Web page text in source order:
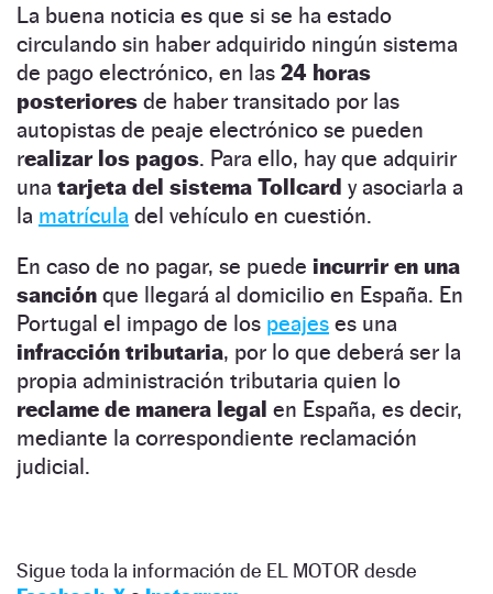
La buena noticia es que si se ha estado
circulando sin haber adquirido ningún sistema
de pago electrónico, en las 24 horas
posteriores de haber transitado por las
autopistas de peaje electrónico se pueden
realizar los pagos. Para ello, hay que adquirir
una tarjeta del sistema Tollcard y asociarla a
la matrícula del vehículo en cuestión.
En caso de no pagar, se puede incurrir en una
sanción que llegará al domicilio en España. En
Portugal el impago de los peajes es una
infracción tributaria, por lo que deberá ser la
propia administración tributaria quien lo
reclame de manera legal en España, es decir,
mediante la correspondiente reclamación
judicial.
Sigue toda la información de EL MOTOR desde